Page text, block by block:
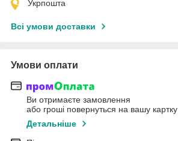
Укрпошта
Всі умови доставки
Умови оплати
Ви отримаєте замовлення
або гроші повернуться на вашу картку
Детальніше